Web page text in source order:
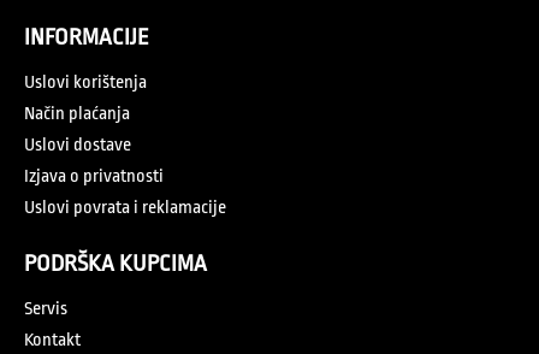
INFORMACIJE
Uslovi korištenja
Način plaćanja
Uslovi dostave
Izjava o privatnosti
Uslovi povrata i reklamacije
PODRŠKA KUPCIMA
Servis
Kontakt